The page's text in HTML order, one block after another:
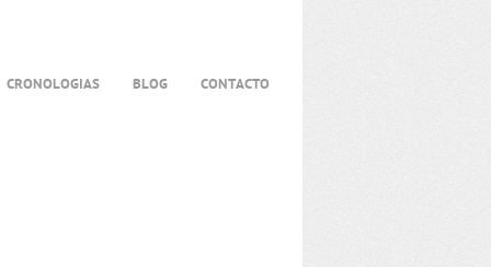
CRONOLOGIAS BLOG CONTACTO